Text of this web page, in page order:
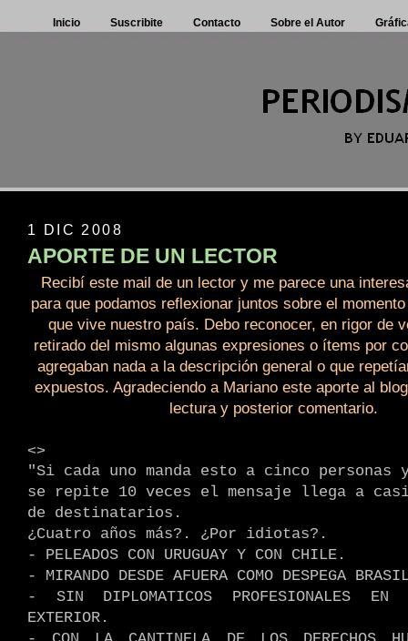
Inicio Suscribite Contacto Sobre el Autor
1 DIC 2008
APORTE DE UN LECTOR
Recibí este mail de un lector y me parece una
para que podamos reflexionar juntos sobre el
que vive nuestro país. Debo reconocer, en rigor de
retirado del mismo algunas expresiones o ítems por
agregaban nada a la descripción general o que
expuestos. Agradeciendo a Mariano este aporte al
lectura y posterior comentario.
<>
"Si cada uno manda esto a cinco personas
se repite 10 veces el mensaje llega a
de destinatarios.
¿Cuatro años más?. ¿Por idiotas?.
- PELEADOS CON URUGUAY Y CON CHILE.
- MIRANDO DESDE AFUERA COMO DESPEGA
- SIN DIPLOMATICOS PROFESIONALES EN
EXTERIOR.